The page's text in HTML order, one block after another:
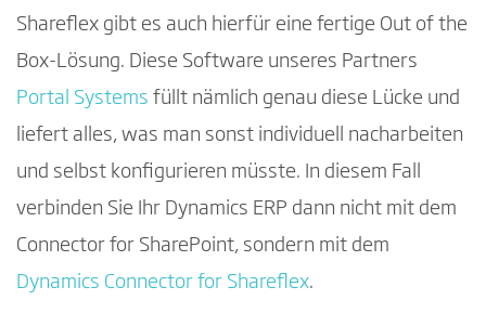
Shareflex gibt es auch hierfür eine fertige Out of the
Box-Lösung. Diese Software unseres Partners
Portal Systems füllt nämlich genau diese Lücke und
liefert alles, was man sonst individuell nacharbeiten
und selbst konfigurieren müsste. In diesem Fall
verbinden Sie Ihr Dynamics ERP dann nicht mit dem
Connector for SharePoint, sondern mit dem
Dynamics Connector for Shareflex.